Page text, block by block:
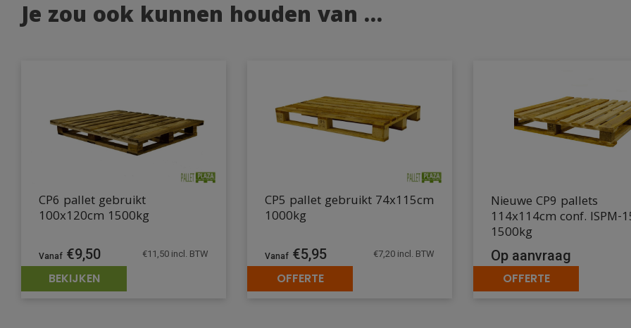
Je zou ook kunnen houden van …
CP6 pallet gebruikt
100x120cm 1500kg
€9,50 €11,50 incl. BTW
BEKIJKEN
CP5 pallet gebruikt 74x115cm
1000kg
€5,95 €7,20 incl. BTW
OFFERTE
Nieuwe CP9 pallets
114x114cm conf. ISPM-
1500kg
Op aanvraag
OFFERTE